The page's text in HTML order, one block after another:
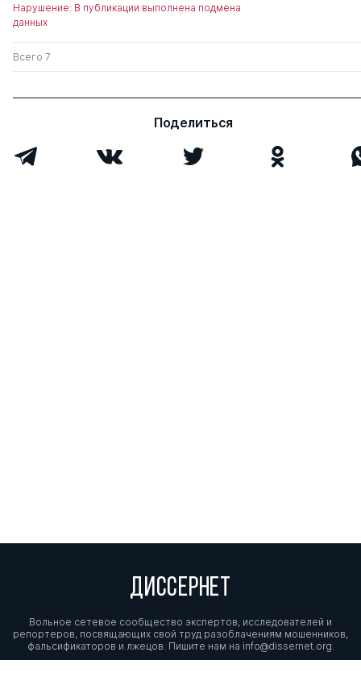
Нарушение: В публикации выполнена подмена
данных
Всего 7
Поделиться
ДИССЕРНЕТ
Вольное сетевое сообщество экспертов, исследователей и
репортеров, посвящающих свой труд разоблачениям мошенников,
фальсификаторов и лжецов. Пишите нам на info@dissernet.org.